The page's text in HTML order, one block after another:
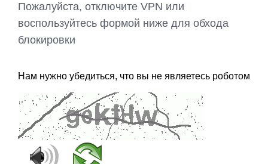
Пожалуйста, отключите VPN или
воспользуйтесь формой ниже для обхода
блокировки
Нам нужно убедиться, что вы не являетесь роботом